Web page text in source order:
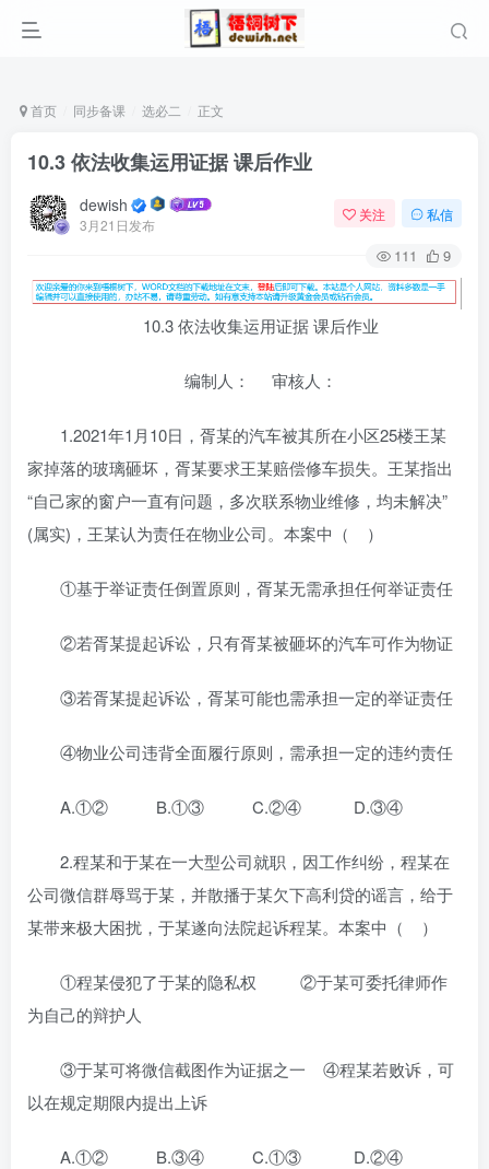
首页 同步备课 选必二 正文
10.3 依法收集运用证据 课后作业
dewish
3月21日发布
关注 私信
111 9
10.3 依法收集运用证据 课后作业
编制人： 审核人：
1.2021年1月10日，胥某的汽车被其所在小区25楼王某
家掉落的玻璃砸坏，胥某要求王某赔偿修车损失。王某指出
“自己家的窗户一直有问题，多次联系物业维修，均未解决”
(属实)，王某认为责任在物业公司。本案中（ ）
①基于举证责任倒置原则，胥某无需承担任何举证责任
②若胥某提起诉讼，只有胥某被砸坏的汽车可作为物证
③若胥某提起诉讼，胥某可能也需承担一定的举证责任
④物业公司违背全面履行原则，需承担一定的违约责任
A.①② B.①③ C.②④ D.③④
2.程某和于某在一大型公司就职，因工作纠纷，程某在
公司微信群辱骂于某，并散播于某欠下高利贷的谣言，给于
某带来极大困扰，于某遂向法院起诉程某。本案中（ ）
①程某侵犯了于某的隐私权 ②于某可委托律师作
为自己的辩护人
③于某可将微信截图作为证据之一 ④程某若败诉，可
以在规定期限内提出上诉
A.①② B.③④ C.①③ D.②④